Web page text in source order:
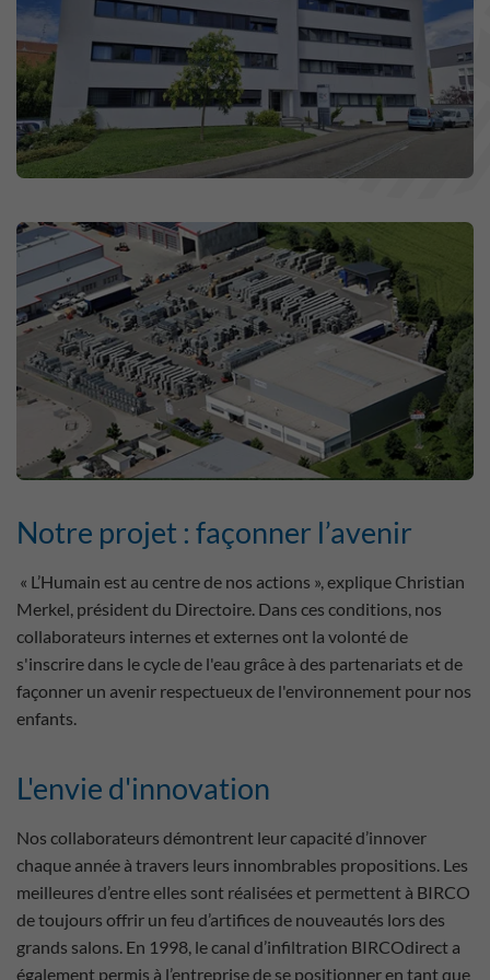
Notre projet : façonner l’avenir
« L’Humain est au centre de nos actions », explique Christian
Merkel, président du Directoire. Dans ces conditions, nos
collaborateurs internes et externes ont la volonté de
s'inscrire dans le cycle de l'eau grâce à des partenariats et de
façonner un avenir respectueux de l'environnement pour nos
enfants.
L'envie d'innovation
Nos collaborateurs démontrent leur capacité d’innover
chaque année à travers leurs innombrables propositions. Les
meilleures d’entre elles sont réalisées et permettent à BIRCO
de toujours offrir un feu d’artifices de nouveautés lors des
grands salons. En 1998, le canal d’infiltration BIRCOdirect a
également permis à l’entreprise de se positionner en tant que